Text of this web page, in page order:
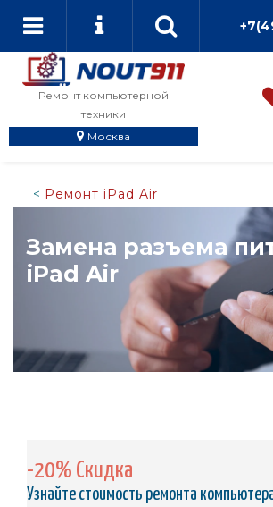
Ремонт компьютерной
техники
Москва
Ремонт iPad Air
Замена разъема
iPad Air
-20% Скидка
Узнайте стоимость ремонта